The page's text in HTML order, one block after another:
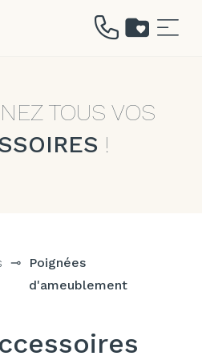
TOUS VOS
!
⊸
Poignées
d'ameublement